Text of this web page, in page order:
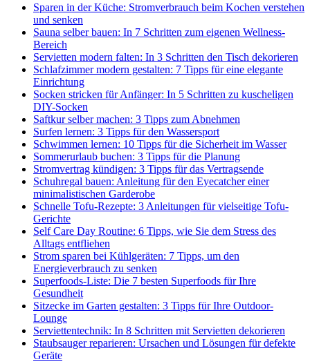
Sparen in der Küche: Stromverbrauch beim Kochen verstehen
und senken
Sauna selber bauen: In 7 Schritten zum eigenen Wellness-
Bereich
Servietten modern falten: In 3 Schritten den Tisch dekorieren
Schlafzimmer modern gestalten: 7 Tipps für eine elegante
Einrichtung
Socken stricken für Anfänger: In 5 Schritten zu kuscheligen
DIY-Socken
Saftkur selber machen: 3 Tipps zum Abnehmen
Surfen lernen: 3 Tipps für den Wassersport
Schwimmen lernen: 10 Tipps für die Sicherheit im Wasser
Sommerurlaub buchen: 3 Tipps für die Planung
Stromvertrag kündigen: 3 Tipps für das Vertragsende
Schuhregal bauen: Anleitung für den Eyecatcher einer
minimalistischen Garderobe
Schnelle Tofu-Rezepte: 3 Anleitungen für vielseitige Tofu-
Gerichte
Self Care Day Routine: 6 Tipps, wie Sie dem Stress des
Alltags entfliehen
Strom sparen bei Kühlgeräten: 7 Tipps, um den
Energieverbrauch zu senken
Superfoods-Liste: Die 7 besten Superfoods für Ihre
Gesundheit
Sitzecke im Garten gestalten: 3 Tipps für Ihre Outdoor-
Lounge
Serviettentechnik: In 8 Schritten mit Servietten dekorieren
Staubsauger reparieren: Ursachen und Lösungen für defekte
Geräte